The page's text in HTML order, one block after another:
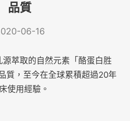
品質
06-16
萃取的自然元素「酪蛋白胜
質，至今在全球累積超過20年
使用經驗。